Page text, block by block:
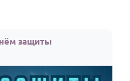
защиты